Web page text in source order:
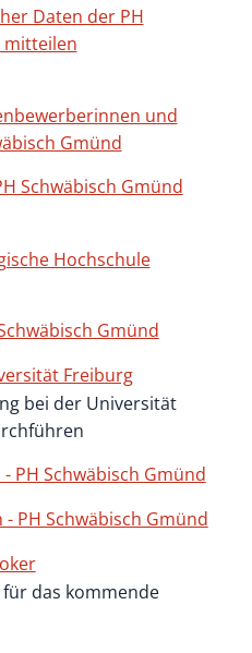
Daten der PH
mitteilen
und
Gmünd
Schwäbisch Gmünd
Hochschule
Gmünd
Freiburg
bei der Universität
PH Schwäbisch Gmünd
PH Schwäbisch Gmünd
das kommende